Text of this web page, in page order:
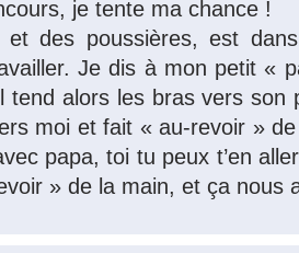
je tente ma chance !
des poussières, est
Je dis à mon petit «
tend alors les bras vers son
moi et fait « au-revoir »
papa, toi tu peux t’en
» de la main, et ça nous